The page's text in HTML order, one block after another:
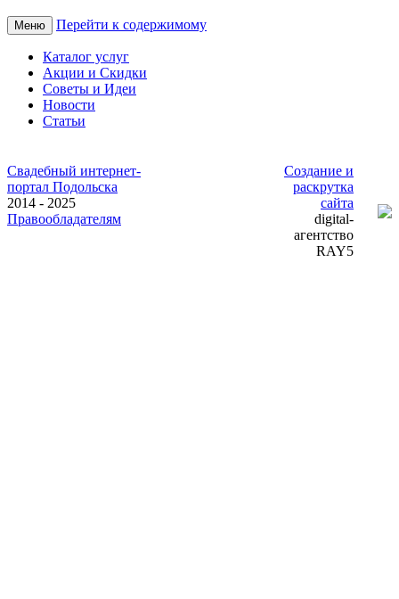
Меню Перейти к содержимому
Каталог услуг
Акции и Скидки
Советы и Идеи
Новости
Статьи
Свадебный интернет-
портал Подольска
2014 - 2025
Правообладателям
Создание и
раскрутка
сайта
digital-
агентство
RAY5